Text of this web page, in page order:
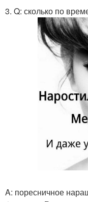
3. Q: сколько по
A: поресничное